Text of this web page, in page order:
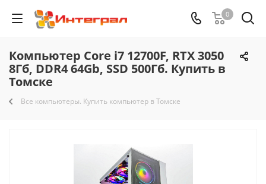
0
Компьютер Core i7 12700F, RTX 3050
8Гб, DDR4 64Gb, SSD 500Гб. Купить в
Томске
Все компьютеры. Купить компьютер в Томске